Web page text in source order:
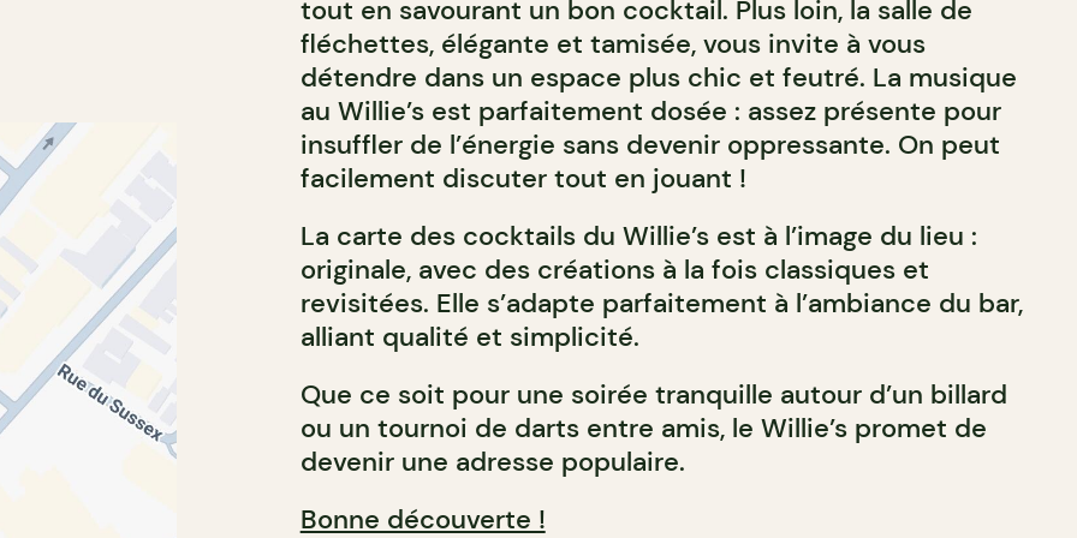
tout en savourant un bon cocktail. Plus loin, la salle de
fléchettes, élégante et tamisée, vous invite à vous
détendre dans un espace plus chic et feutré. La musique
au Willie’s est parfaitement dosée : assez présente pour
insuffler de l’énergie sans devenir oppressante. On peut
facilement discuter tout en jouant !
La carte des cocktails du Willie’s est à l’image du lieu :
originale, avec des créations à la fois classiques et
revisitées. Elle s’adapte parfaitement à l’ambiance du bar,
alliant qualité et simplicité.
Que ce soit pour une soirée tranquille autour d’un billard
ou un tournoi de darts entre amis, le Willie’s promet de
devenir une adresse populaire.
Bonne découverte !